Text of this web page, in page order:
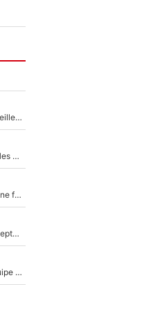
La crise financière continue de faire des ravages à Marseille : L’OM a placé 12 joueurs sur le marché des transferts… et ça pourrait lui rapporter près de 100M€ !
Maghnes Akliouche raconte sa signature au PSG : Voilà les coulisses de son transfert de rêve à 50M€
250M€ pour signer une star : Le PSG avait déjà réalisé une folie sur le mercato bien avant Neymar !
Voilà le seul homme politique que Zinedine Zidane a accepté dans son entourage : «Je garde un très bon souvenir de lui»
Franck Ribéry a osé s'attaquer à Zinedine Zidane en équipe de France : «Je n'aurais jamais fait ça»